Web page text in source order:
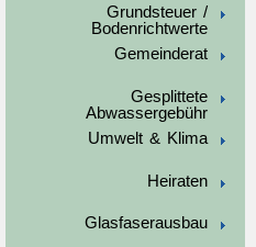
Grundsteuer /
Bodenrichtwerte
Gemeinderat
Gesplittete
Abwassergebühr
Umwelt & Klima
Heiraten
Glasfaserausbau